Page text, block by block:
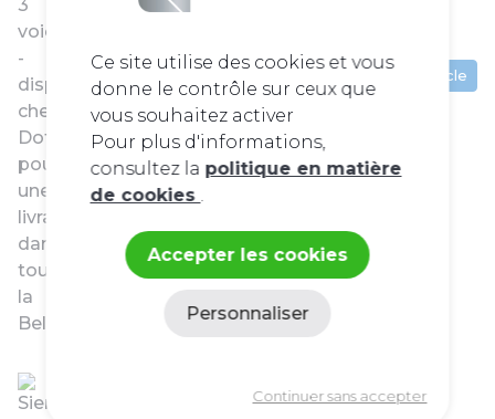
Voir l'article
Servomot AC24.DC0-10
Ce site utilise des cookies et vous
donne le contrôle sur ceux que
vous souhaitez activer
Pour plus d'informations,
consultez la politique en matière
de cookies
Accepter les cookies
Continuer sans accepter
Personnaliser